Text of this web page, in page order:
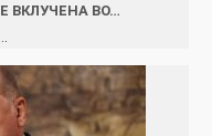
ВКЛУЧЕНА ВО…